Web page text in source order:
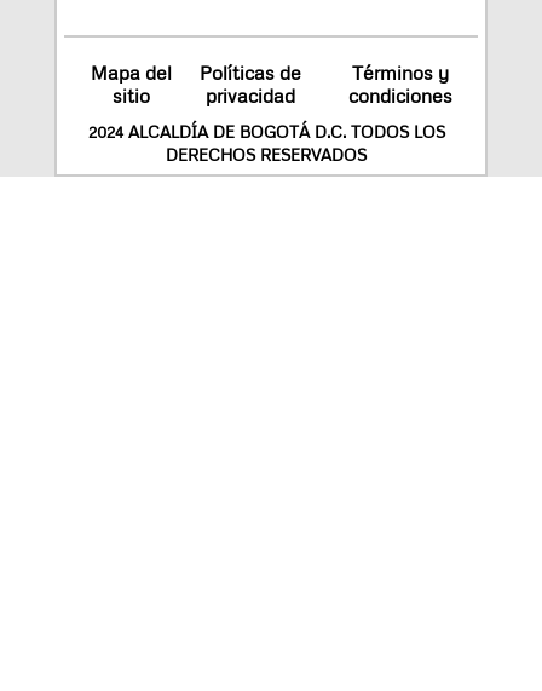
Mapa del
sitio
Políticas de
privacidad
Términos y
condiciones
2024 ALCALDÍA DE BOGOTÁ D.C. TODOS LOS
DERECHOS RESERVADOS